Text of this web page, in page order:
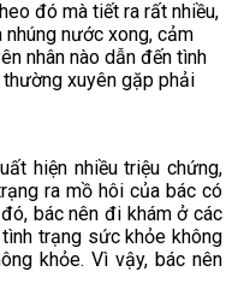
đó mà tiết ra rất nhiều,
nước xong, cảm
nhân nào dẫn đến tình
xuyên gặp phải
hiện nhiều triệu chứng,
ra mồ hôi của bác có
bác nên đi khám ở các
trạng sức khỏe không
khỏe. Vì vậy, bác nên